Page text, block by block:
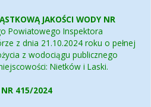
JAKOŚCI WODY NR
Powiatowego Inspektora
z dnia 21.10.2024 roku o pełnej
z wodociągu publicznego
Nietków i Laski.
NR 415/2024